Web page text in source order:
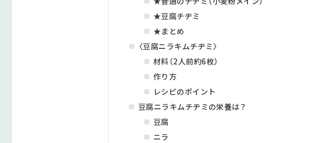
★豆腐チヂミ
★まとめ
〈豆腐ニラキムチヂミ〉
材料（2人前約6枚）
作り方
レシピのポイント
豆腐ニラキムチヂミの栄養は？
豆腐
ニラ